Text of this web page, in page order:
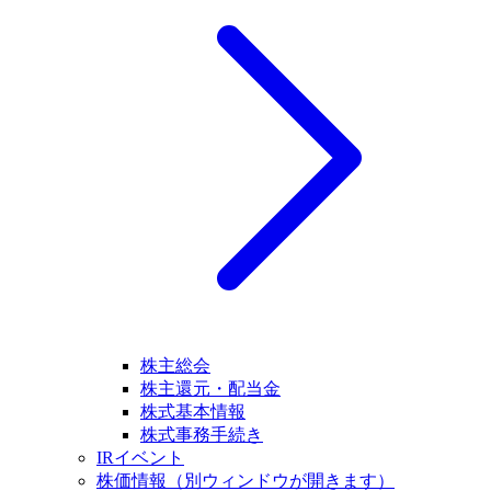
株主総会
株主還元・配当金
株式基本情報
株式事務手続き
IRイベント
株価情報
（別ウィンドウが開きます）